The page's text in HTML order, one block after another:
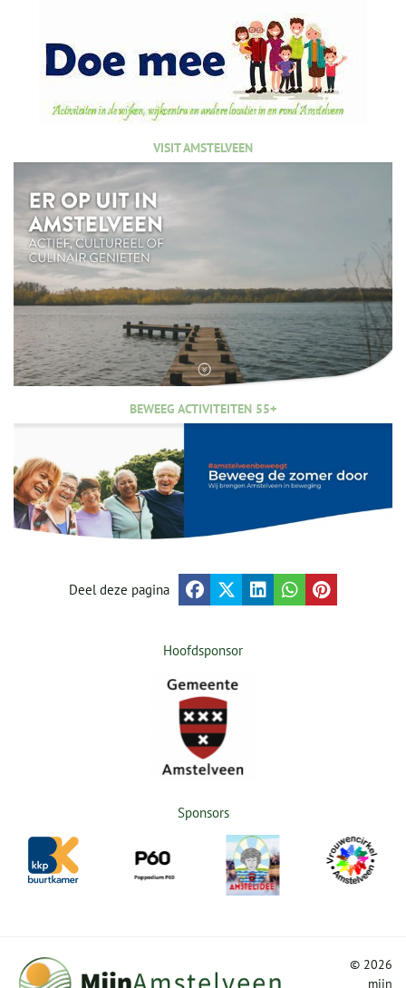
VISIT AMSTELVEEN
BEWEEG ACTIVITEITEN 55+
Deel deze pagina
Hoofdsponsor
Sponsors
© 2026
mijn